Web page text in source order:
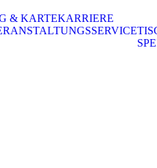
& KARTEKARRIERE